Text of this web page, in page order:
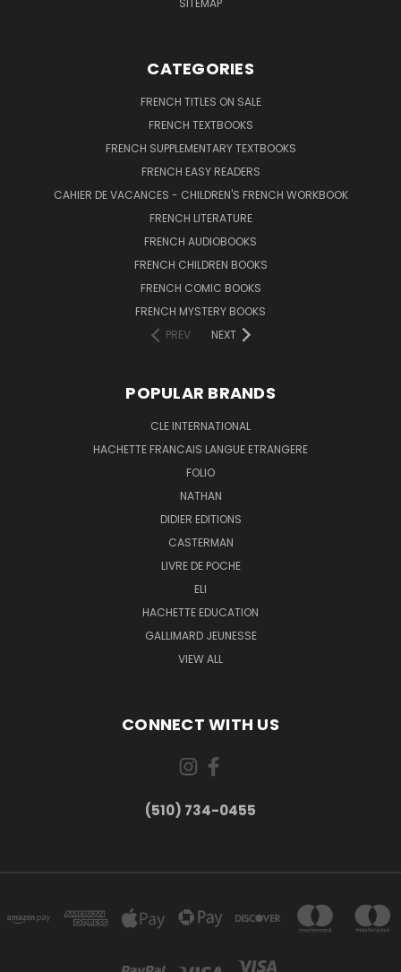
CATEGORIES
FRENCH TITLES ON SALE
FRENCH TEXTBOOKS
FRENCH SUPPLEMENTARY TEXTBOOKS
FRENCH EASY READERS
CAHIER DE VACANCES - CHILDREN'S FRENCH WORKBOOK
FRENCH LITERATURE
FRENCH AUDIOBOOKS
FRENCH CHILDREN BOOKS
FRENCH COMIC BOOKS
FRENCH MYSTERY BOOKS
PREV
NEXT
POPULAR BRANDS
CLE INTERNATIONAL
HACHETTE FRANCAIS LANGUE ETRANGERE
FOLIO
NATHAN
DIDIER EDITIONS
CASTERMAN
LIVRE DE POCHE
ELI
HACHETTE EDUCATION
GALLIMARD JEUNESSE
VIEW ALL
CONNECT WITH US
(510) 734-0455